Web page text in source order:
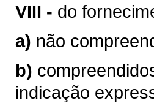
VIII - do
a) não
b)
indicação